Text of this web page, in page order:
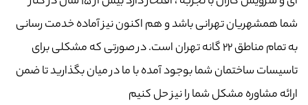
شما همشهریان تهرانی باشد و هم اکنون نیز آماده خدمت رسانی
به تمام مناطق ۲۲ گانه تهران است. در صورتی که مشکلی برای
تاسیسات ساختمان شما بوجود آمده با ما در میان بگذارید تا ضمن
ارائه مشاوره مشکل شما را نیز حل کنیم